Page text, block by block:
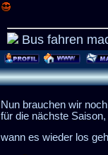
Bus fahren
Nun brauchen wir
für die nächste
wann es wieder los